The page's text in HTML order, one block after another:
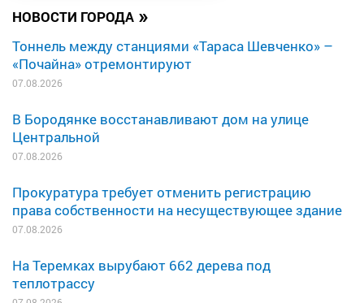
НОВОСТИ ГОРОДА »
Тоннель между станциями «Тараса Шевченко» –
«Почайна» отремонтируют
07.08.2026
В Бородянке восстанавливают дом на улице
Центральной
07.08.2026
Прокуратура требует отменить регистрацию
права собственности на несуществующее здание
07.08.2026
На Теремках вырубают 662 дерева под
теплотрассу